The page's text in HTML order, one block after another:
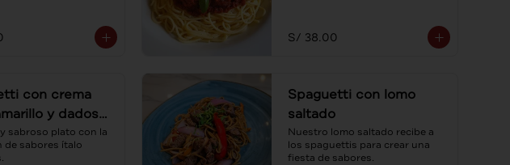
S/ 38.00
con crema
y dados
sabroso plato con la
de sabores ítalo
Spaguetti con lomo
saltado
Nuestro lomo saltado recibe a
los spaguettis para crear una
fiesta de sabores.